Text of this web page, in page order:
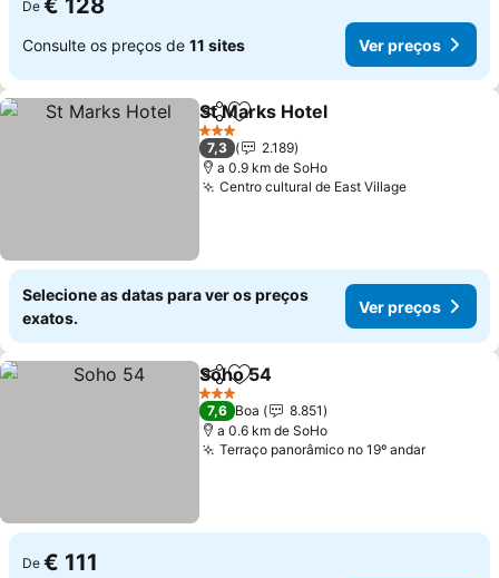
De € 128
Consulte os preços de 11 sites Ver preços
PartilharAdicionar aos favoritos
St Marks Hotel
3 Estrelas
7,3
2.189
a 0.9 km de SoHo
Centro cultural de East Village
Selecione as datas para ver os preços
exatos.
Ver preços
PartilharAdicionar aos favoritos
Soho 54
3 Estrelas
7,6 Boa
8.851
a 0.6 km de SoHo
Terraço panorâmico no 19º andar
De € 111